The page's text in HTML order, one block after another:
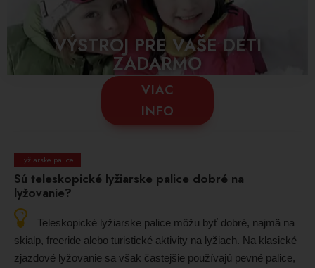
VÝSTROJ PRE VAŠE DETI
ZADARMO
VIAC
INFO
Lyžiarske palice
Sú teleskopické lyžiarske palice dobré na
lyžovanie?
Teleskopické lyžiarske palice môžu byť dobré, najmä na
skialp, freeride alebo turistické aktivity na lyžiach. Na klasické
zjazdové lyžovanie sa však častejšie používajú pevné palice,